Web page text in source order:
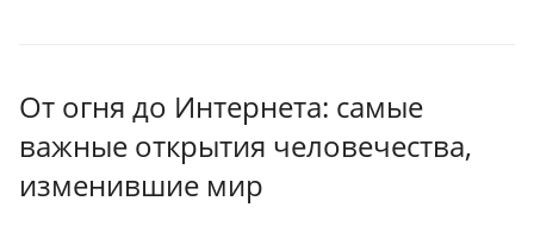
От огня до Интернета: самые
важные открытия человечества,
изменившие мир